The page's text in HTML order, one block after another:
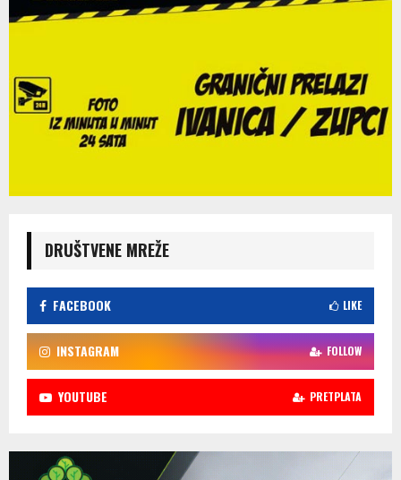
DRUŠTVENE MREŽE
FACEBOOK LIKE
INSTAGRAM FOLLOW
YOUTUBE PRETPLATA